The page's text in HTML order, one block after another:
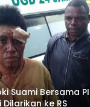
Suami Bersama
Dilarikan ke RS